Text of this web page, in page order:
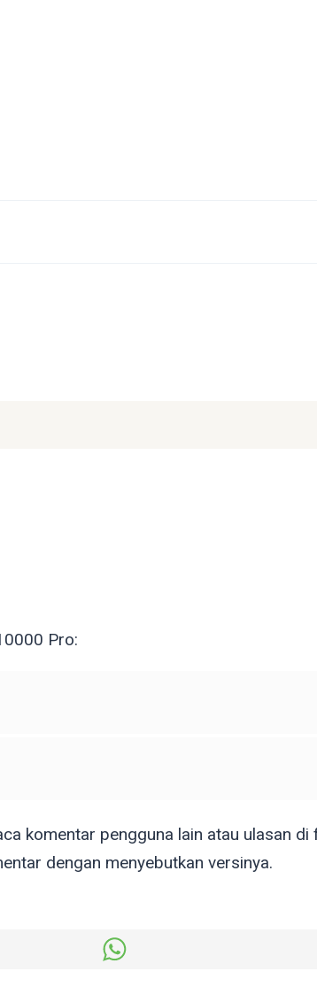
Pro:
komentar pengguna lain atau ulasan
dengan menyebutkan versinya.